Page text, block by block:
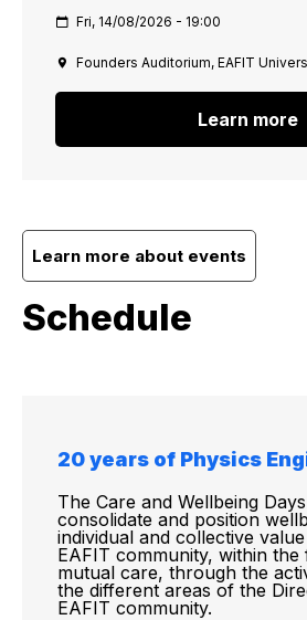
Fri, 14/08/2026 - 19:00
Founders Auditorium, EAFIT
Learn more
Learn more about events
Schedule
20 years of Physics
The Care and Wellbeing
consolidate and position
individual and collective
EAFIT community, within
mutual care, through the
the different areas of the
EAFIT community.